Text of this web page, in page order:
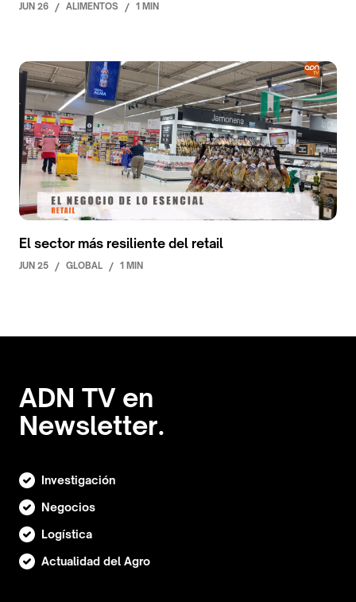
JUN 26 / ALIMENTOS / 1 MIN
El sector más resiliente del retail
JUN 25 / GLOBAL / 1 MIN
ADN TV en
Newsletter.
Investigación
Negocios
Logística
Actualidad del Agro